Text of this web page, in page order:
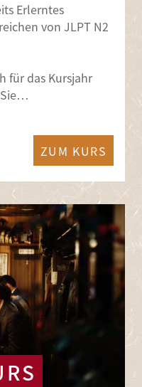
Erlerntes
von JLPT N2
für das Kursjahr
ZUM KURS